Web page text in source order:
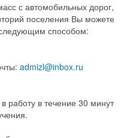
с автомобильных дорог,
поселения Вы можете
следующим способом:
admizl@inbox.ru
работу в течение 30 минут